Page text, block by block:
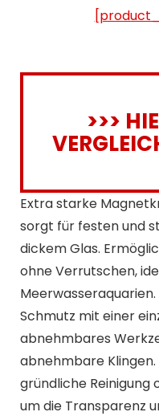
>>>
Extra starke
sorgt für festen und
dickem Glas.
ohne Verrutschen,
Schmutz mit einer
abnehmbares
abnehmbare
gründliche Reinigung
um die Transparenz